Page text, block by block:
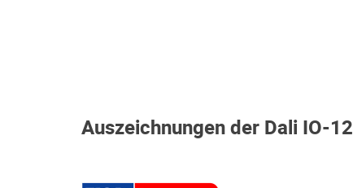
Auszeichnungen der Dali IO-12